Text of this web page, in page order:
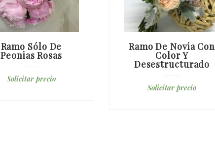
Ramo Sólo De
Peonias Rosas
Solicitar precio
Ramo De Novia Con
Color Y
Desestructurado
Solicitar precio